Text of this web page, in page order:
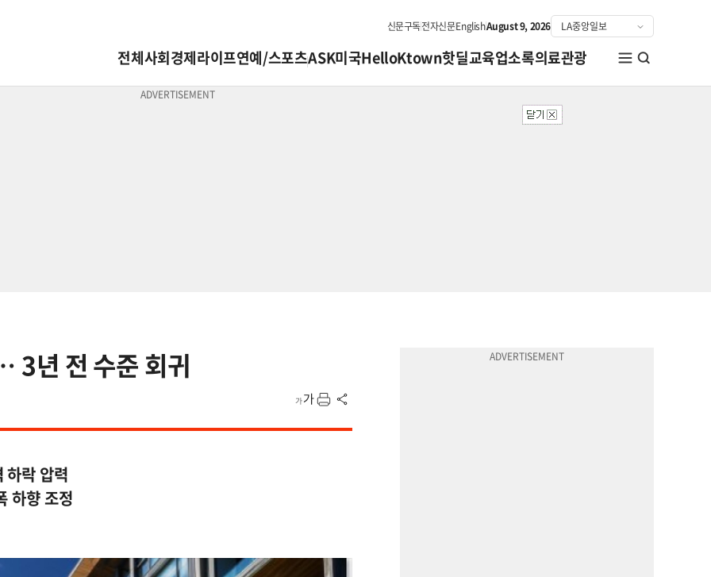
신문구독전자신문EnglishAugust 9, 2026
전체사회경제라이프연예/스포츠ASK미국HelloKtown핫딜교육업소록의료관광
3년 전 수준 회귀
하락 압력
하향 조정